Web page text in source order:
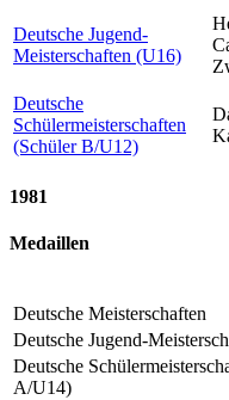
Deutsche Jugend-
Meisterschaften (U16)
Deutsche
Schülermeisterschaften
(Schüler B/U12)
1981
Medaillen
Deutsche Meisterschaften
Deutsche Jugend-
Deutsche
A/U14)